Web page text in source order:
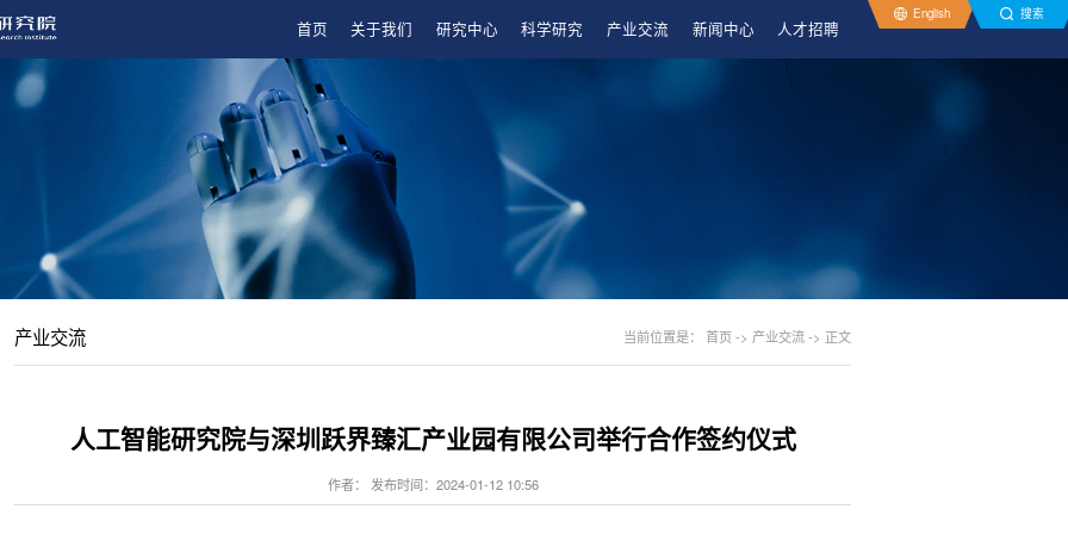
首页 关于我们 研究中心 科学研究 产业交流 新闻中心 人才招聘
English 搜索
产业交流 当前位置是： 首页-> 产业交流-> 正文
人工智能研究院与深圳跃界臻汇产业园有限公司举行合作签约仪式
作者： 发布时间：2024-01-12 10:56